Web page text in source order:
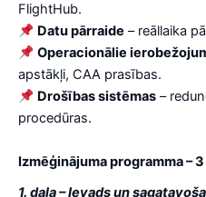
FlightHub.
Datu pārraide – reāllaika
Operacionālie
apstākļi, CAA prasības.
Drošības sistēmas–
procedūras.
Izmēģinājuma programma –
1. daļa – Ievads un